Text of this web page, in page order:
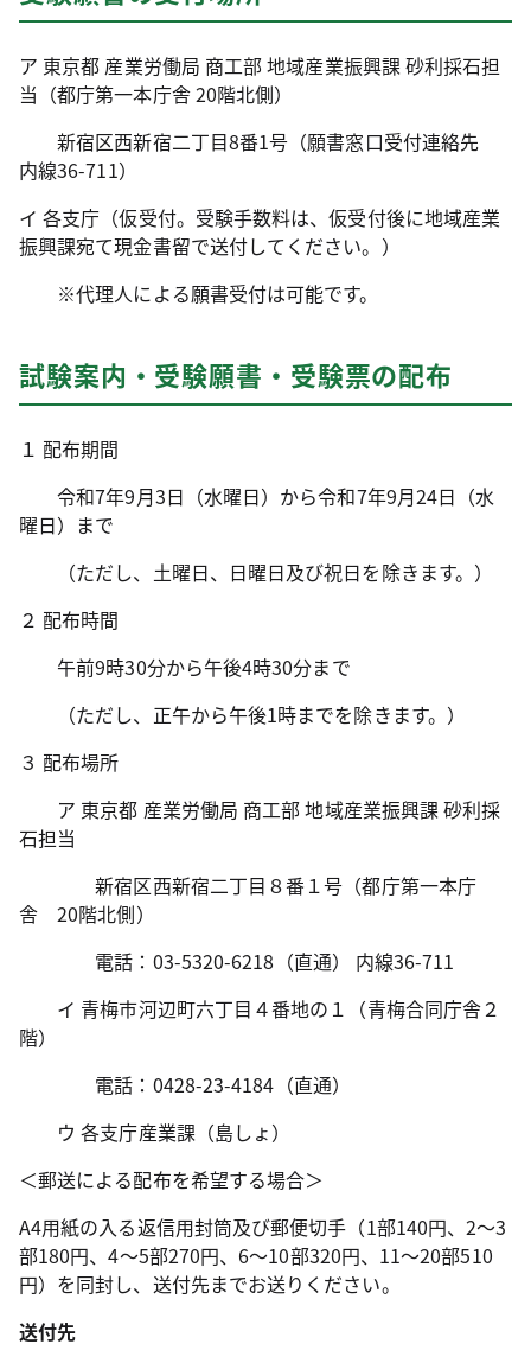
ア 東京都 産業労働局 商工部 地域産業振興課 砂利採石担
当（都庁第一本庁舎 20階北側）
新宿区西新宿二丁目8番1号（願書窓口受付連絡先
内線36-711）
イ 各支庁（仮受付。受験手数料は、仮受付後に地域産業
振興課宛て現金書留で送付してください。）
※代理人による願書受付は可能です。
試験案内・受験願書・受験票の配布
１ 配布期間
令和7年9月3日（水曜日）から令和7年9月24日（水
曜日）まで
（ただし、土曜日、日曜日及び祝日を除きます。）
２ 配布時間
午前9時30分から午後4時30分まで
（ただし、正午から午後1時までを除きます。）
３ 配布場所
ア 東京都 産業労働局 商工部 地域産業振興課 砂利採
石担当
新宿区西新宿二丁目８番１号（都庁第一本庁
舎 20階北側）
電話：03-5320-6218（直通） 内線36-711
イ 青梅市河辺町六丁目４番地の１（青梅合同庁舎２
階）
電話：0428-23-4184（直通）
ウ 各支庁産業課（島しょ）
＜郵送による配布を希望する場合＞
A4用紙の入る返信用封筒及び郵便切手（1部140円、2～3
部180円、4～5部270円、6～10部320円、11～20部510
円）を同封し、送付先までお送りください。
送付先